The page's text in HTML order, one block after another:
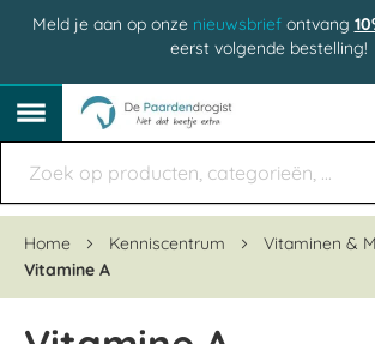
Meld je aan op onze nieuwsbriefontvang
eerst volgende bestelling!
Home Kenniscentrum
Vitaminen &
Vitamine A